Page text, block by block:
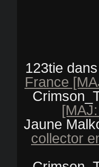
123tie dans
France
Jaune
collector